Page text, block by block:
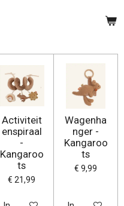
Activiteit
enspiraal
-
Kangaroo
ts
€ 21,99
Wagenha
nger -
Kangaroo
ts
€ 9,99